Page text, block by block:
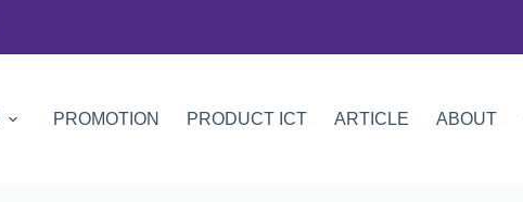
PROMOTION PRODUCT ICT ARTICLE ABOUT